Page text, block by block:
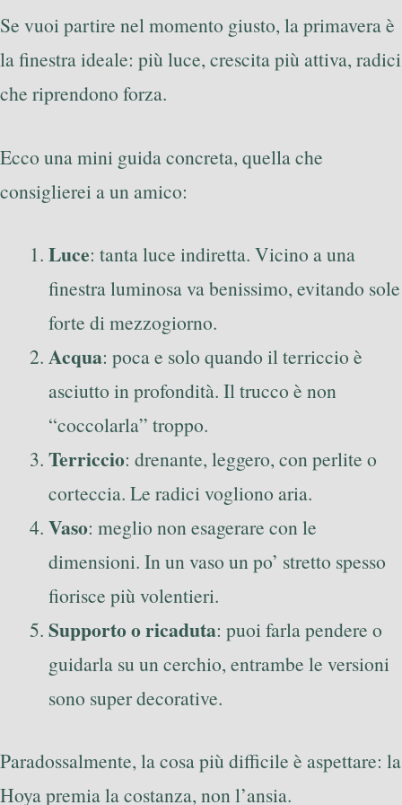
Se vuoi partire nel momento giusto, la primavera è
la finestra ideale: più luce, crescita più attiva, radici
che riprendono forza.
Ecco una mini guida concreta, quella che
consiglierei a un amico:
Luce: tanta luce indiretta. Vicino a una
finestra luminosa va benissimo, evitando sole
forte di mezzogiorno.
Acqua: poca e solo quando il terriccio è
asciutto in profondità. Il trucco è non
“coccolarla” troppo.
Terriccio: drenante, leggero, con perlite o
corteccia. Le radici vogliono aria.
Vaso: meglio non esagerare con le
dimensioni. In un vaso un po’ stretto spesso
fiorisce più volentieri.
Supporto o ricaduta: puoi farla pendere o
guidarla su un cerchio, entrambe le versioni
sono super decorative.
Paradossalmente, la cosa più difficile è aspettare: la
Hoya premia la costanza, non l’ansia.